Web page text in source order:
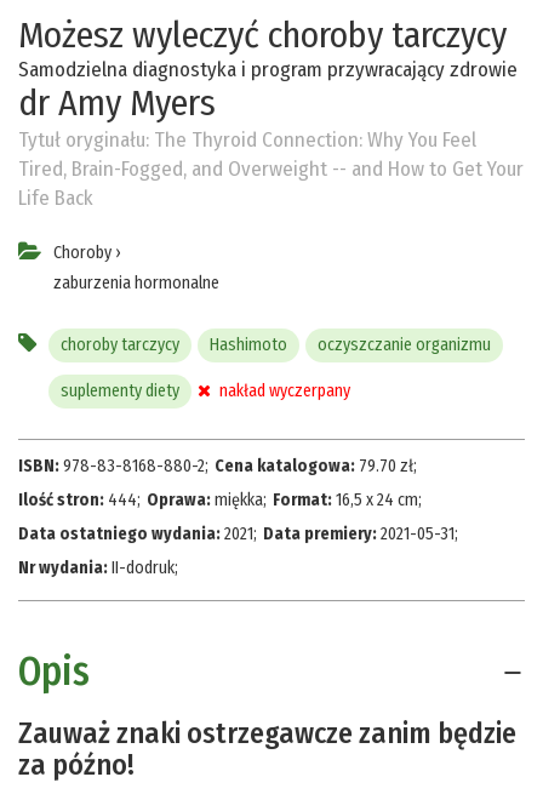
Możesz wyleczyć choroby tarczycy
Samodzielna diagnostyka i program przywracający zdrowie
dr Amy Myers
Tytuł oryginału: The Thyroid Connection: Why You Feel
Tired, Brain-Fogged, and Overweight -- and How to Get Your
Life Back
Choroby ›
zaburzenia hormonalne
choroby tarczycy Hashimoto oczyszczanie organizmu
suplementy diety nakład wyczerpany
ISBN:978-83-8168-880-2; Cena katalogowa: 79.70 zł;
Ilość stron: 444; Oprawa:miękka; Format:16,5 x 24 cm;
Data ostatniego wydania:2021; Data premiery:2021-05-31;
Nr wydania:II-dodruk;
Opis
Zauważ znaki ostrzegawcze zanim będzie
za późno!